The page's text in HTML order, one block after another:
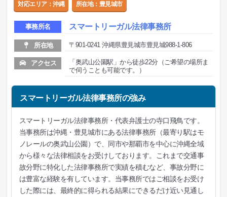
対応エリア：沖縄 所在地：豊見城市
事務所名 スマートリーガル法律事務所
所在地 〒901-0241 沖縄県豊見城市豊見城988-1-806
アクセス
「奥武山公園駅」から徒歩22分（ご希望の場所ま
で伺うことも可能です。）
スマートリーガル法律事務所の強み
スマートリーガル法律事務所・代表弁護士の寺口飛鳥です。
当事務所は沖縄・豊見城市にある法律事務所（最寄り駅はモ
ノレールの奥武山公園）で、同市や那覇市を中心に沖縄全域
から様々な法律相談をお受けしております。これまで交通事
故分野に特化した法律事務所で実績を積むなど、事故分野に
は豊富な経験を有しています。当事務所ではご相談をお受け
した際には、最終的に得られる結果にできるだけ近い見通し